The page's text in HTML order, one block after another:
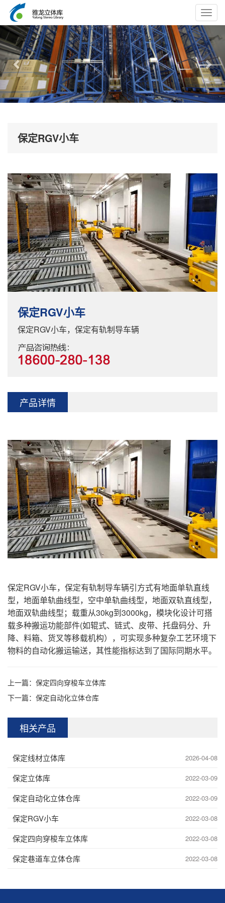
Previous
保定RGV小车
保定RGV小车
保定RGV小车，保定有轨制导车辆
产品详情
保定RGV小车，保定有轨制导车辆引方式有地面单轨直线
型，地面单轨曲线型，空中单轨曲线型，地面双轨直线型，
地面双轨曲线型；载重从30kg到3000kg，模块化设计可搭
载多种搬运功能部件(如辊式、链式、皮带、托盘码分、升
降、料箱、货叉等移载机构），可实现多种复杂工艺环境下
物料的自动化搬运输送，其性能指标达到了国际同期水平。
上一篇： 保定四向穿梭车立体库
下一篇： 保定自动化立体仓库
相关产品
保定线材立体库 2026-04-08
保定立体库 2022-03-09
保定自动化立体仓库 2022-03-09
保定RGV小车 2022-03-08
保定四向穿梭车立体库 2022-03-08
保定巷道车立体仓库 2022-03-08